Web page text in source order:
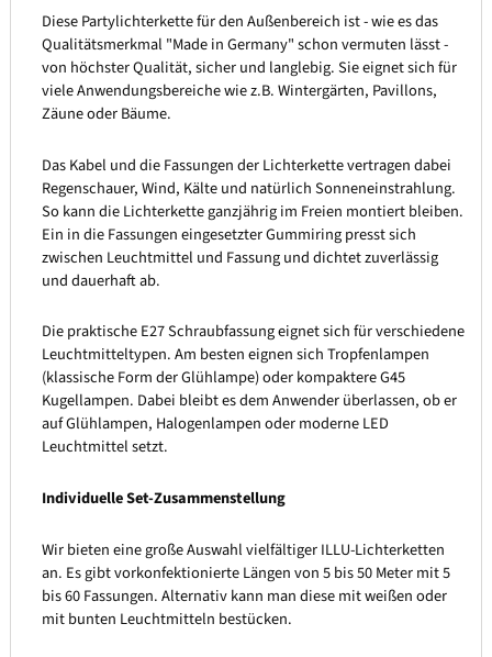
Diese Partylichterkette für den Außenbereich ist - wie es das
Qualitätsmerkmal "Made in Germany" schon vermuten lässt -
von höchster Qualität, sicher und langlebig. Sie eignet sich für
viele Anwendungsbereiche wie z.B. Wintergärten, Pavillons,
Zäune oder Bäume.
Das Kabel und die Fassungen der Lichterkette vertragen dabei
Regenschauer, Wind, Kälte und natürlich Sonneneinstrahlung.
So kann die Lichterkette ganzjährig im Freien montiert bleiben.
Ein in die Fassungen eingesetzter Gummiring presst sich
zwischen Leuchtmittel und Fassung und dichtet zuverlässig
und dauerhaft ab.
Die praktische E27 Schraubfassung eignet sich für verschiedene
Leuchtmitteltypen. Am besten eignen sich Tropfenlampen
(klassische Form der Glühlampe) oder kompaktere G45
Kugellampen. Dabei bleibt es dem Anwender überlassen, ob er
auf Glühlampen, Halogenlampen oder moderne LED
Leuchtmittel setzt.
Individuelle Set-Zusammenstellung
Wir bieten eine große Auswahl vielfältiger ILLU-Lichterketten
an. Es gibt vorkonfektionierte Längen von 5 bis 50 Meter mit 5
bis 60 Fassungen. Alternativ kann man diese mit weißen oder
mit bunten Leuchtmitteln bestücken.